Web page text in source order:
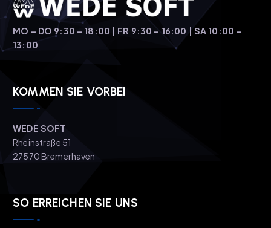
MO – DO 9:30 – 18:00 | FR 9:30 – 16:00 | SA 10:00 –
13:00
KOMMEN SIE VORBEI
WEDE SOFT
Rheinstraße 51
27570 Bremerhaven
SO ERREICHEN SIE UNS